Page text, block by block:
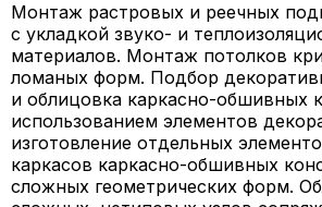
Монтаж растровых и реечных
с укладкой звуко- и
материалов. Монтаж потолков
ломаных форм. Подбор
и облицовка каркасно-обшивных
использованием элементов
изготовление отдельных
каркасов каркасно-обшивных
сложных геометрических форм.